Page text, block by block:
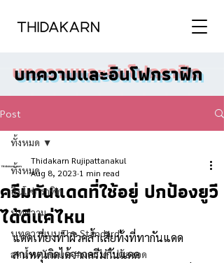
บทความและอินโฟกราฟิก
Post
ทั้งหมด
อินโฟกราฟิก
บทความ
บทความบน The Standard
ลดน้ำหนักแบบ #ผอมได้ไม่ต้องอด
ทั้งหมด
ครีมกันแดดที่ใช้อยู่ ปกป้องยูวี
ได้ดีแค่ไหน
Thidakarn Rujipattanakul
Aug 8, 2023 1 min read
แดดเที่ยงทำผิวคล้ำเสียทั้งที่ทากันแดด
สาเหตุเกิดได้จากครีมกันแดด